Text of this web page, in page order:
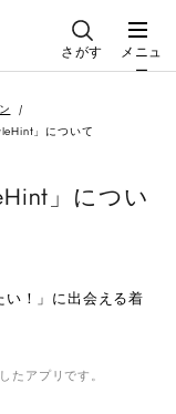
さがす
メニュ
ー
」について
」につい
！」に出会える着
たアプリです。